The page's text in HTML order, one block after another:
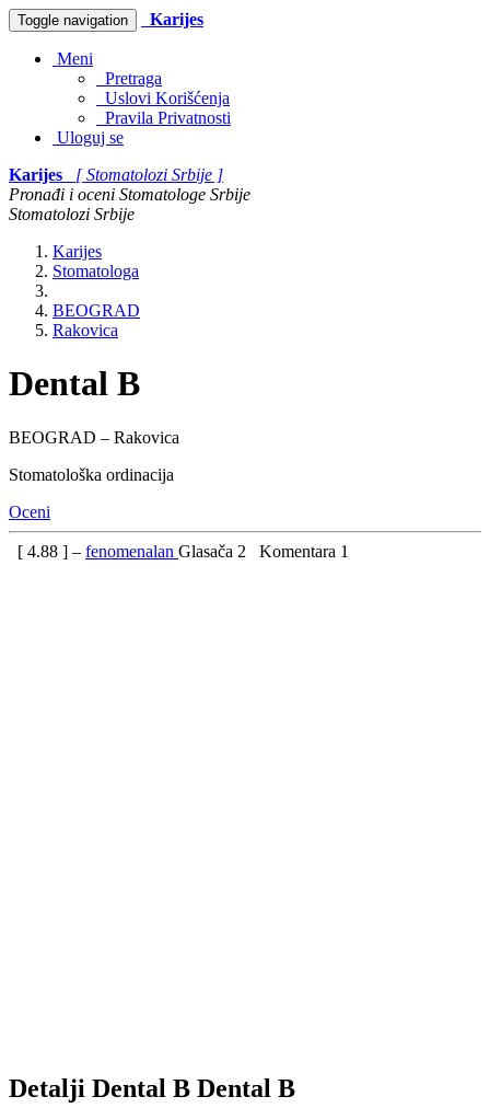
Toggle navigation Karijes
Meni
Pretraga
Uslovi Korišćenja
Pravila Privatnosti
Uloguj se
Karijes
[ Stomatolozi Srbije ]
Pronađi i oceni Stomatologe Srbije
Stomatolozi Srbije
Karijes
Stomatologa
BEOGRAD
Rakovica
Dental B
BEOGRAD – Rakovica
Stomatološka ordinacija
Oceni
[ 4.88 ] – fenomenalan Glasača 2 Komentara 1
Detalji Dental B Dental B